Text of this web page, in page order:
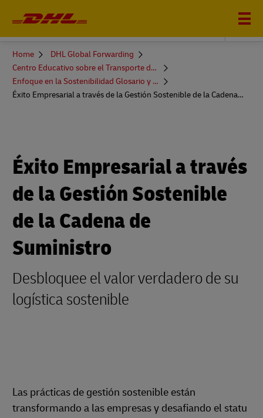
DHL GLOBAL FORWARDING
You
here
Home
DHL Global Forwarding
Centro Educativo sobre el Transporte de Mercancías
Enfoque en la Sostenibilidad Glosario y Más
Éxito Empresarial a través de la Gestión Sostenible de la Cadena de Suministro
Éxito Empresarial a través
de la Gestión Sostenible
de la Cadena de
Suministro
Desbloquee el valor verdadero de su
logística sostenible
Las prácticas de gestión sostenible están
transformando a las empresas y desafiando el statu